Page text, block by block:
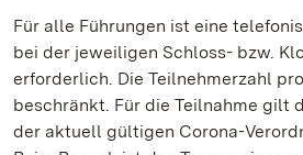
Für alle Führungen ist eine
bei der jeweiligen Schloss- bzw.
erforderlich. Die Teilnehmerzahl
beschränkt. Für die Teilnahme gilt
der aktuell gültigen Corona-